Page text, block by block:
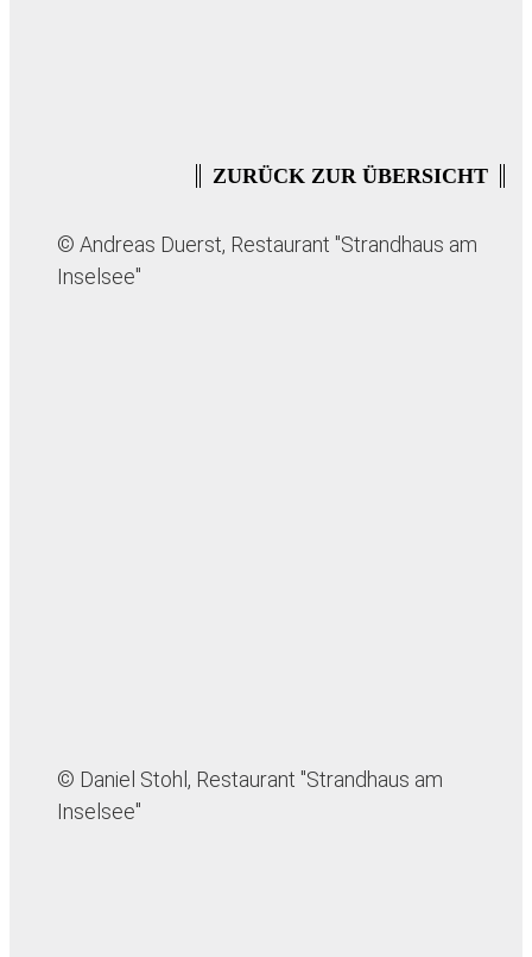
ZURÜCK ZUR ÜBERSICHT
© Andreas Duerst, Restaurant "Strandhaus am
Inselsee"
© Daniel Stohl, Restaurant "Strandhaus am
Inselsee"